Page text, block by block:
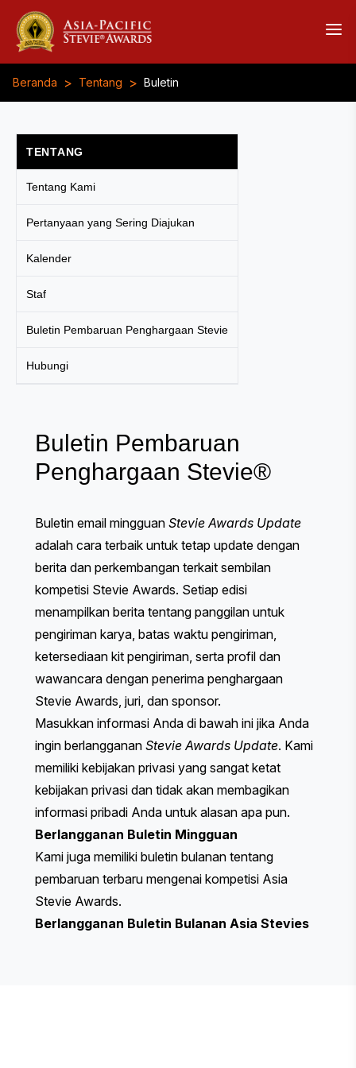
Beranda > Tentang > Buletin
TENTANG
Tentang Kami
Pertanyaan yang Sering Diajukan
Kalender
Staf
Buletin Pembaruan Penghargaan Stevie
Hubungi
Buletin Pembaruan
Penghargaan Stevie®
Buletin email mingguan Stevie Awards Update
adalah cara terbaik untuk tetap update dengan
berita dan perkembangan terkait sembilan
kompetisi Stevie Awards. Setiap edisi
menampilkan berita tentang panggilan untuk
pengiriman karya, batas waktu pengiriman,
ketersediaan kit pengiriman, serta profil dan
wawancara dengan penerima penghargaan
Stevie Awards, juri, dan sponsor.
Masukkan informasi Anda di bawah ini jika Anda
ingin berlangganan Stevie Awards Update. Kami
memiliki kebijakan privasi yang sangat ketat
kebijakan privasi dan tidak akan membagikan
informasi pribadi Anda untuk alasan apa pun.
Berlangganan Buletin Mingguan
Kami juga memiliki buletin bulanan tentang
pembaruan terbaru mengenai kompetisi Asia
Stevie Awards.
Berlangganan Buletin Bulanan Asia Stevies